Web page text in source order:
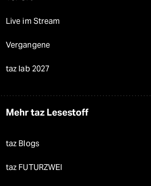
Live im Stream
Vergangene
taz lab 2027
Mehr taz Lesestoff
taz Blogs
taz FUTURZWEI